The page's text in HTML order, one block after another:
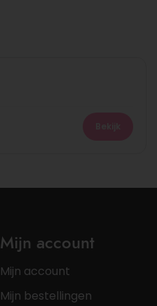
Mijn account
Mijn account
Mijn bestellingen